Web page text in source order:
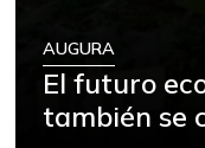
AUGURA
El futuro
también se